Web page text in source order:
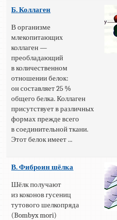
Б. Коллаген
В организме
млекопитающих
коллаген —
преобладающий
в количественном
отношении белок:
он составляет 25 %
общего белка. Коллаген
присутствует в различных
формах прежде всего
в соединительной ткани.
Этот белок имеет ...
В. Фиброин шёлка
Шёлк получают
из коконов гусениц
тутового шелкопряда
(Bombyx mori)